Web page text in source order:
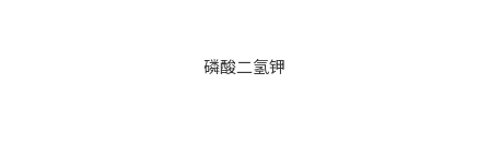
磷酸二氢钾